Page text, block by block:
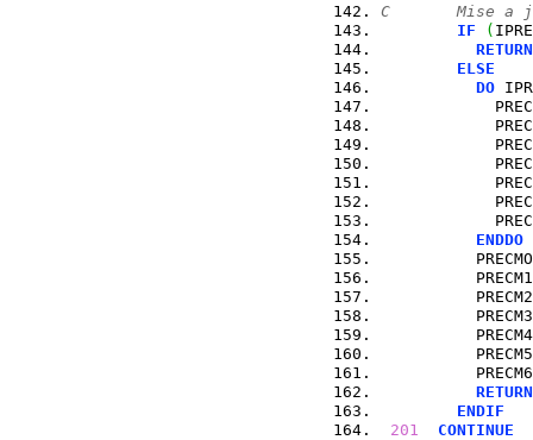
C       Mise a
IF
(
RETURN
ELSE
DO
ENDDO
          PRECMO
          PRECM1
          PRECM2
          PRECM3
          PRECM4
          PRECM5
          PRECM6
RETURN
ENDIF
201
CONTINUE